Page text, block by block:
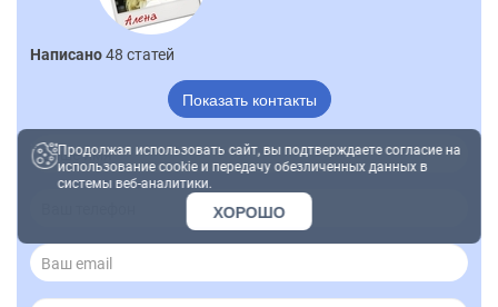
Написано48 статей
Показать контакты
Продолжая использовать сайт, вы подтверждаете согласие на
использование cookie и передачу обезличенных данных в
системы веб-аналитики.
ХОРОШО